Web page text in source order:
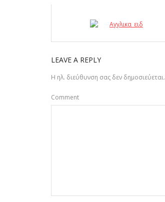
LEAVE A REPLY
Η ηλ. διεύθυνση σας δεν δημοσιεύεται.
Comment